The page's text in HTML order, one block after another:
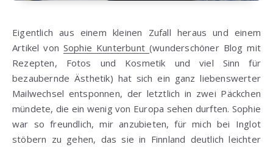
Eigentlich aus einem kleinen Zufall heraus und einem
Artikel von Sophie Kunterbunt (wunderschöner Blog mit
Rezepten, Fotos und Kosmetik und viel Sinn für
bezaubernde Ästhetik) hat sich ein ganz liebenswerter
Mailwechsel entsponnen, der letztlich in zwei Päckchen
mündete, die ein wenig von Europa sehen durften. Sophie
war so freundlich, mir anzubieten, für mich bei Inglot
stöbern zu gehen, das sie in Finnland deutlich leichter